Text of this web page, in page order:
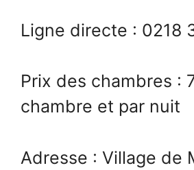
Ligne directe : 0218
Prix des chambres :
chambre et par nuit
Adresse : Village de